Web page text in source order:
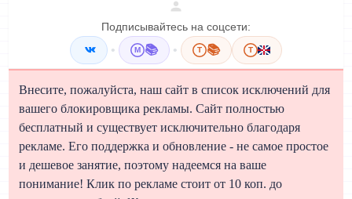
Подписывайтесь на соцсети:
• M 📚 • T 📚 T
Внесите, пожалуйста, наш сайт в список исключений для
вашего блокировщика рекламы. Сайт полностью
бесплатный и существует исключительно благодаря
рекламе. Его поддержка и обновление - не самое простое
и дешевое занятие, поэтому надеемся на ваше
понимание! Клик по рекламе стоит от 10 коп. до